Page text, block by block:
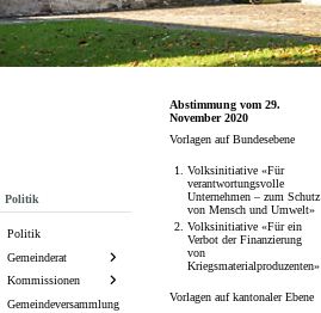
Subnavigation
Politik
Politik
Gemeinderat
Kommissionen
Gemeindeversammlung
Abstimmung vom 29.
November 2020
Vorlagen auf Bundesebene
Volksinitiative «Für
verantwortungsvolle
Unternehmen – zum Schutz
von Mensch und Umwelt»
Volksinitiative «Für ein
Verbot der Finanzierung
von
Kriegsmaterialproduzenten»
Vorlagen auf kantonaler Ebene